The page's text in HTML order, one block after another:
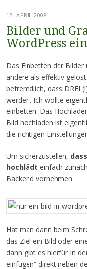
12. APRIL 2008
Bilder und
WordPress
Das Einbetten der Bilder
andere als effektiv
befremdlich, dass DREI
werden. Ich wollte
einbetten. Das
Bild hochladen ist
die richtigen
Um sicherzustellen,
hochlädt einfach
Backend vornehmen.
Hat man dann beim
das Ziel ein Bild oder
dann gibt es hierfür In
einfügen“ direkt neben